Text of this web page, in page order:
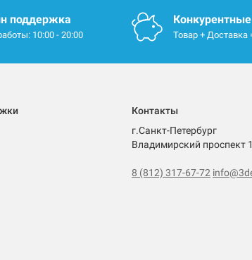
поддержка
10:00 - 20:00 Товар + Доставка
Контакты
г.Санкт-Петербург
Владимирский проспект
8 (812) 317-67-72